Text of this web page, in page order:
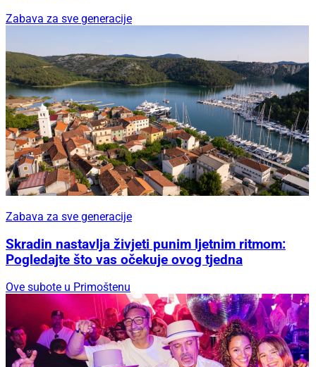
Zabava za sve generacije
Zabava za sve generacije
Skradin nastavlja živjeti punim ljetnim ritmom:
Pogledajte što vas očekuje ovog tjedna
Ove subote u Primoštenu